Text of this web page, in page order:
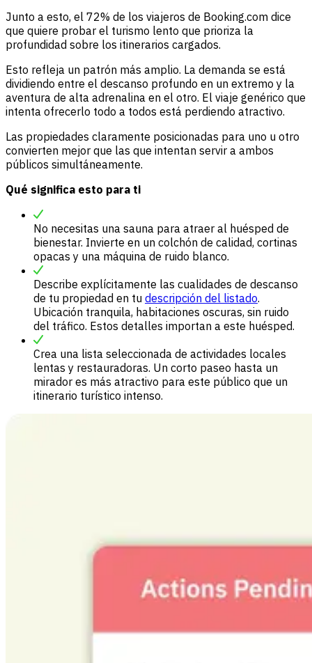
Junto a esto, el 72% de los viajeros de Booking.com dice
que quiere probar el turismo lento que prioriza la
profundidad sobre los itinerarios cargados.
Esto refleja un patrón más amplio. La demanda se está
dividiendo entre el descanso profundo en un extremo y la
aventura de alta adrenalina en el otro. El viaje genérico que
intenta ofrecerlo todo a todos está perdiendo atractivo.
Las propiedades claramente posicionadas para uno u otro
convierten mejor que las que intentan servir a ambos
públicos simultáneamente.
Qué significa esto para ti
No necesitas una sauna para atraer al huésped de
bienestar. Invierte en un colchón de calidad, cortinas
opacas y una máquina de ruido blanco.
Describe explícitamente las cualidades de descanso
de tu propiedad en tu descripción del listado.
Ubicación tranquila, habitaciones oscuras, sin ruido
del tráfico. Estos detalles importan a este huésped.
Crea una lista seleccionada de actividades locales
lentas y restauradoras. Un corto paseo hasta un
mirador es más atractivo para este público que un
itinerario turístico intenso.